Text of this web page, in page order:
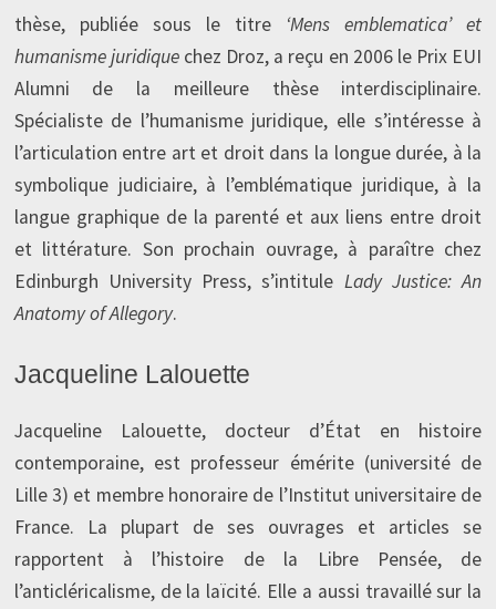
thèse, publiée sous le titre ‘Mens emblematica’ et
humanisme juridiquechez Droz, a reçu en 2006 le Prix EUI
Alumni de la meilleure thèse interdisciplinaire.
Spécialiste de l’humanisme juridique, elle s’intéresse à
l’articulation entre art et droit dans la longue durée, à la
symbolique judiciaire, à l’emblématique juridique, à la
langue graphique de la parenté et aux liens entre droit
et littérature. Son prochain ouvrage, à paraître chez
Edinburgh University Press, s’intitule Lady Justice: An
Anatomy of Allegory.
Jacqueline Lalouette
Jacqueline Lalouette, docteur d’État en histoire
contemporaine, est professeur émérite (université de
Lille 3) et membre honoraire de l’Institut universitaire de
France. La plupart de ses ouvrages et articles se
rapportent à l’histoire de la Libre Pensée, de
l’anticléricalisme, de la laïcité. Elle a aussi travaillé sur la